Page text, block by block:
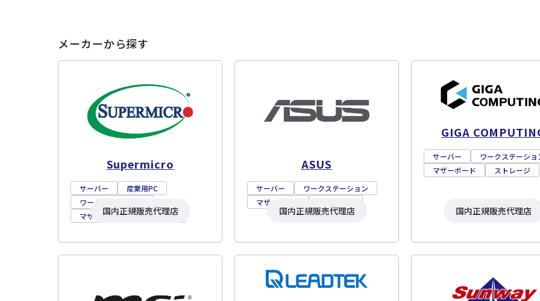
メーカーから探す
Supermicro
サーバー
産業用PC
ワークステーション
マザーボード
ストレージ
国内正規販売代理店
ASUS
サーバー
ワークステーション
マザーボード
国内正規販売代理店
GIGA
サーバー
ワークステーショ
マザーボード
ストレージ
国内正規販売代理店